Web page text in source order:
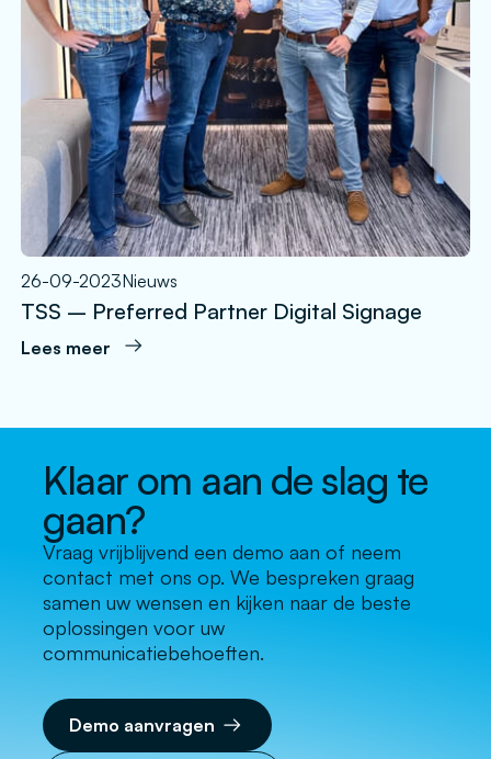
26-09-2023Nieuws
TSS – Preferred Partner Digital Signage
Lees meer
Klaar om aan de slag te
gaan?
Vraag vrijblijvend een demo aan of neem
contact met ons op. We bespreken graag
samen uw wensen en kijken naar de beste
oplossingen voor uw
communicatiebehoeften.
Demo aanvragen